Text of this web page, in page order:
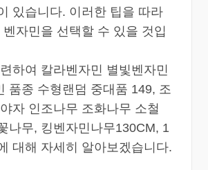
있습니다. 이러한 팁을 따라
자민을 선택할 수 있을 것입
하여 칼라벤자민 별빛벤자민
품종 수형랜덤 중대품 149, 조
자 인조나무 조화나무 소철
나무, 킹벤자민나무130CM, 1
대해 자세히 알아보겠습니다.